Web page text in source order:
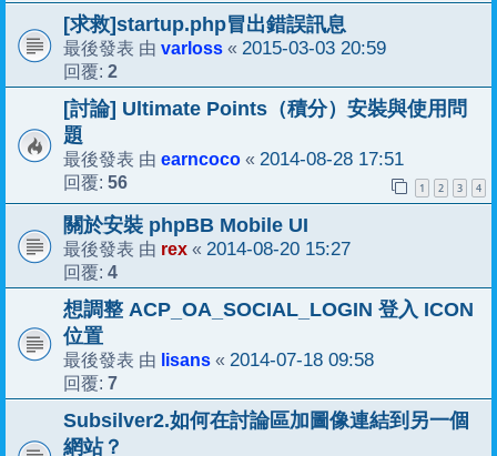
[求救]startup.php冒出錯誤訊息
最後發表 由 varloss « 2015-03-03 20:59
回覆: 2
[討論] Ultimate Points（積分）安裝與使用問
題
最後發表 由 earncoco « 2014-08-28 17:51
回覆: 56 1 2 3 4
關於安裝 phpBB Mobile UI
最後發表 由 rex « 2014-08-20 15:27
回覆: 4
想調整 ACP_OA_SOCIAL_LOGIN 登入 ICON
位置
最後發表 由 lisans « 2014-07-18 09:58
回覆: 7
Subsilver2.如何在討論區加圖像連結到另一個
網站？